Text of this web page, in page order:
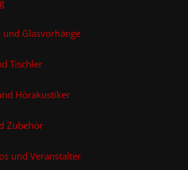
und Glasvorhänge
Tischler
Hörakustiker
Zubehör
und Veranstalter